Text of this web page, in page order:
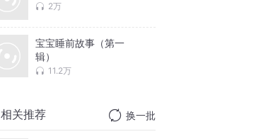
2万
宝宝睡前故事（第一
辑）
11.2万
相关推荐 换一批